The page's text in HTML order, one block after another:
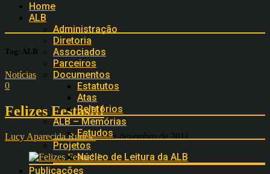
Home
ALB
Administração
Diretoria
Associados
Parceiros
Documentos
Estatutos
Atas
Relatórios
ALB – Memórias
Estudos
Projetos
Núcleo de Leitura da ALB
Publicações
Tag: ALB
Notícias
0
Felizes Festas!!!
Lucy Aparecida Rudék31 de dezembro de 2011